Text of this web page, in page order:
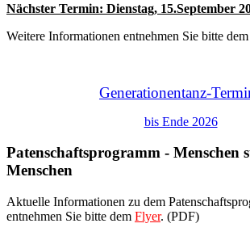
Nächster Termin: Dienstag, 15.September
Weitere Informationen entnehmen Sie bitte dem
Generationentanz-
bis Ende 2026
Patenschaftsprogramm - Menschen
Menschen
Aktuelle Informationen zu dem
entnehmen Sie bitte dem Flyer. (PDF)